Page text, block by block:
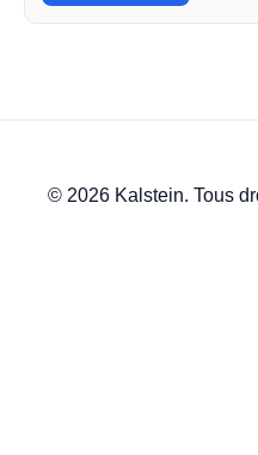
© 2026 Kalstein. Tous